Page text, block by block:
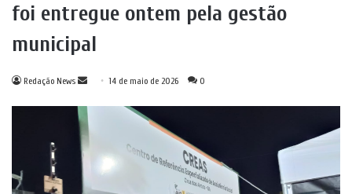
foi entregue ontem pela gestão
municipal
Redação News
Mande
e-
mail
14 de maio de 2026 0